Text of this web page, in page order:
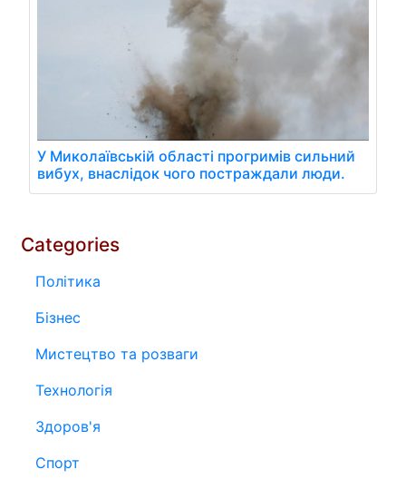
У Миколаївській області прогримів сильний
вибух, внаслідок чого постраждали люди.
Categories
Політика
Бізнес
Мистецтво та розваги
Технологія
Здоров'я
Спорт